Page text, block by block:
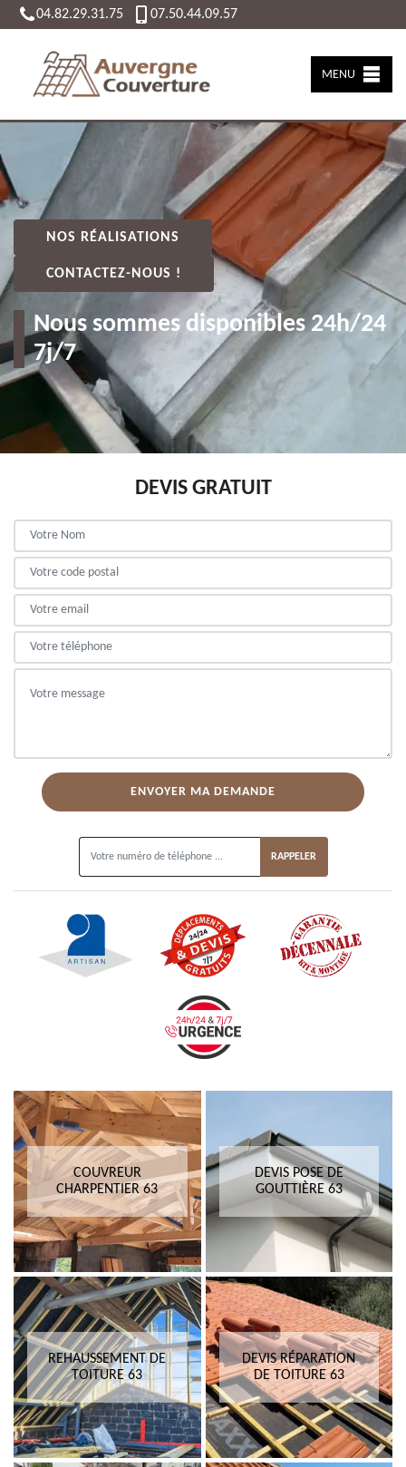
04.82.29.31.75 07.50.44.09.57
MENU
NOS RÉALISATIONS
CONTACTEZ-NOUS !
Nous sommes disponibles 24h/24
7j/7
DEVIS GRATUIT
COUVREUR
CHARPENTIER 63
DEVIS POSE DE
GOUTTIÈRE 63
REHAUSSEMENT DE
TOITURE 63
DEVIS RÉPARATION
DE TOITURE 63